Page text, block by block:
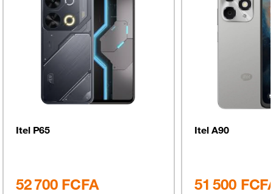
Itel P65
52 700 FCFA
Itel A90
51 500